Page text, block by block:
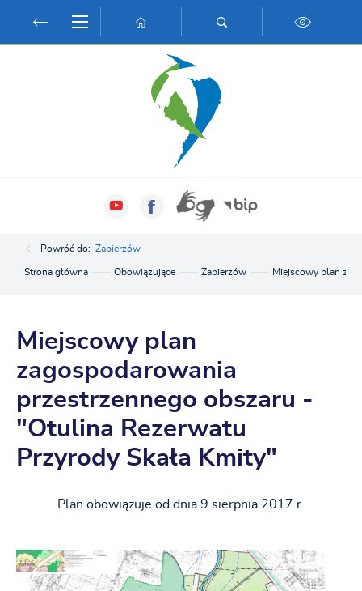
Przejdź do wyszukiwarki.
Przejdź do ustawień wielkości czcionki.
Włącz wersję kontrastową strony.
Powróć do: Zabierzów
Strona główna Obowiązujące Zabierzów Miejscowy plan
Miejscowy plan
zagospodarowania
przestrzennego obszaru -
"Otulina Rezerwatu
Przyrody Skała Kmity"
Plan obowiązuje od dnia 9 sierpnia 2017 r.